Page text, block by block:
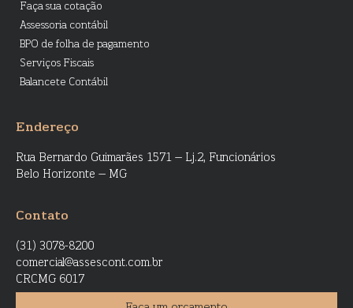
Faça sua cotação
Assessoria contábil
BPO de folha de pagamento
Serviços Fiscais
Balancete Contábil
Endereço
Rua Bernardo Guimarães 1571 – Lj.2, Funcionários
Belo Horizonte – MG
Contato
(31) 3078-8200
comercial@assescont.com.br
CRCMG 6017